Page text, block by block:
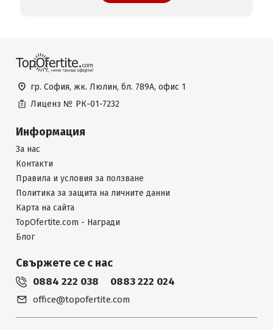
гр. София, жк. Люлин, бл. 789А, офис 1
Лиценз № РК-01-7232
Информация
За нас
Контакти
Правила и условия за ползване
Политика за защита на личните данни
Карта на сайта
TopOfertite.com - Награди
Блог
Свържете се с нас
0884 222 038 0883 222 024
office@topofertite.com